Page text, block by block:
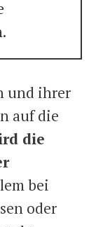
und ihrer
auf die
die
bei
oder